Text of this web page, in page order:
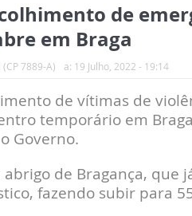
de
em Braga
7889-A) a: 19 Julho, 2022 - 19:14
de vítimas de
temporário em
Governo.
abrigo de Bragança, que
fazendo subir para